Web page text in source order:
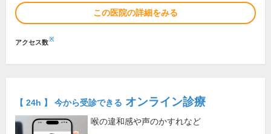
この医院の詳細をみる
アクセス数※
【 24h 】 今から受診できる オンライン診療
喉の違和感や声のかすれなど